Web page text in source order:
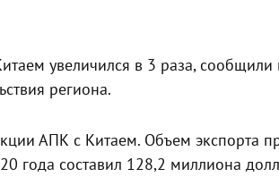
увеличился в 3 раза, сообщили
региона.
АПК с Китаем. Объем экспорта
года составил 128,2 миллиона